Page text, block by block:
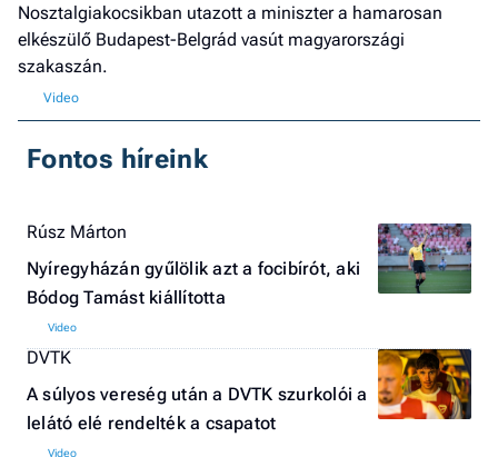
Nosztalgiakocsikban utazott a miniszter a hamarosan
elkészülő Budapest-Belgrád vasút magyarországi
szakaszán.
Fontos híreink
Rúsz Márton
Nyíregyházán gyűlölik azt a focibírót, aki
Bódog Tamást kiállította
DVTK
A súlyos vereség után a DVTK szurkolói a
lelátó elé rendelték a csapatot